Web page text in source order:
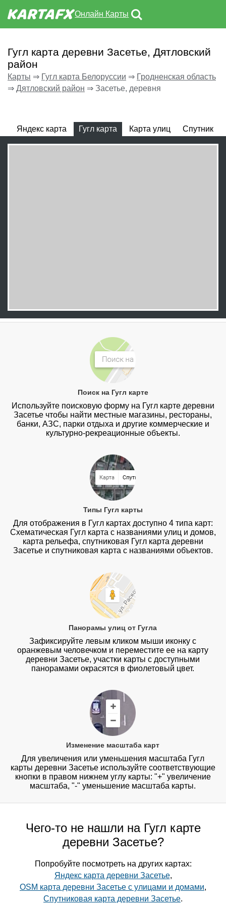
Онлайн Карты
Гугл карта деревни Засетье, Дятловский
район
Карты ⇒ Гугл карта Белоруссии ⇒ Гродненская область
⇒ Дятловский район ⇒ Засетье, деревня
Яндекс карта Гугл карта Карта улиц Спутник
Поиск на Гугл карте
Используйте поисковую форму на Гугл карте деревни
Засетье чтобы найти местные магазины, рестораны,
банки, АЗС, парки отдыха и другие коммерческие и
культурно-рекреационные объекты.
Типы Гугл карты
Для отображения в Гугл картах доступно 4 типа карт:
Схематическая Гугл карта с названиями улиц и домов,
карта рельефа, спутниковая Гугл карта деревни
Засетье и спутниковая карта с названиями объектов.
Панорамы улиц от Гугла
Зафиксируйте левым кликом мыши иконку с
оранжевым человечком и переместите ее на карту
деревни Засетье, участки карты с доступными
панорамами окрасятся в фиолетовый цвет.
Изменение масштаба карт
Для увеличения или уменьшения масштаба Гугл
карты деревни Засетье используйте соответствующие
кнопки в правом нижнем углу карты: "+" увеличение
масштаба, "-" уменьшение масштаба карты.
Чего-то не нашли на Гугл карте
деревни Засетье?
Попробуйте посмотреть на других картах:
Яндекс карта деревни Засетье,
OSM карта деревни Засетье с улицами и домами,
Спутниковая карта деревни Засетье.